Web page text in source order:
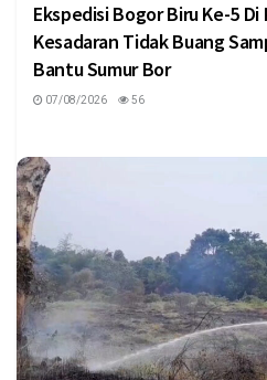
Ekspedisi Bogor Biru Ke-5 Di
Kesadaran Tidak Buang
Bantu Sumur Bor
07/08/2026 56